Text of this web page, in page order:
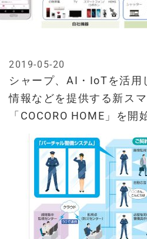
シャープ、AI・IoTを活用
情報などを提供する新ス
「COCORO HOME」を開
2019-05-20